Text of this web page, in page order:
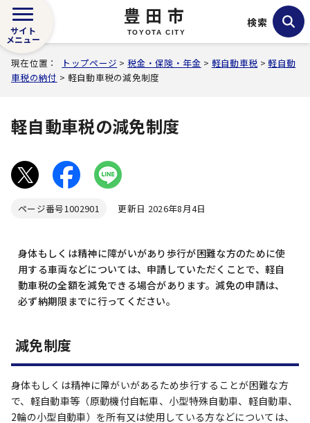
豊田市
TOYOTA CITY
サイト
メニュー
検索
現在位置： トップページ >税金・保険・年金 > 軽自動車税 >軽自動
車税の納付 > 軽自動車税の減免制度
軽自動車税の減免制度
ページ番号1002901 更新日 2026年8月4日
身体もしくは精神に障がいがあり歩行が困難な方のために使
用する車両などについては、申請していただくことで、軽自
動車税の全額を減免できる場合があります。減免の申請は、
必ず納期限までに行ってください。
減免制度
身体もしくは精神に障がいがあるため歩行することが困難な方
で、軽自動車等（原動機付自転車、小型特殊自動車、軽自動車、
2輪の小型自動車）を所有又は使用している方などについては、